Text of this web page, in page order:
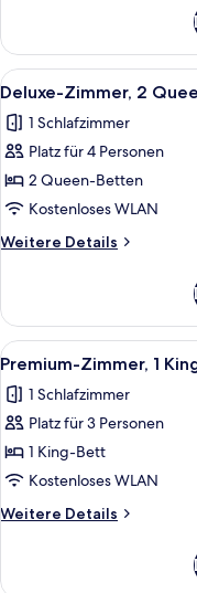
Zimmer,
1 King-
Bett,
Alle
Fotos
für
Deluxe-
Zimmer,
2 Queen-
Betten
anzeigen
4
Deluxe-Zimmer, 2
1 Schlafzimmer
Platz für 4 Personen
2 Queen-Betten
Kostenloses WLAN
Weitere Details
Weitere
Zimmer,
2 Queen-
Betten
Alle
Fotos
für
Premium-
Zimmer,
1 King-
Bett
anzeigen
4
Premium-Zimmer, 1
1 Schlafzimmer
Platz für 3 Personen
1 King-Bett
Kostenloses WLAN
Weitere Details
Weitere